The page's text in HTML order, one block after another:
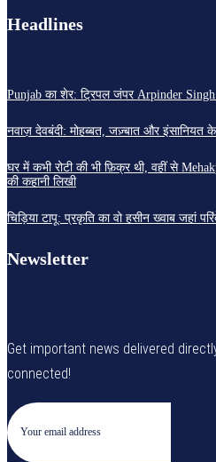
Headlines
Punjab का शेर: ट्रिपल जंपर Arpinder
नवाज़ देवबंदी: मोहब्बत, जज़्बात और इंसानियत
घर में कभी रोटी की भी फ़िक्र थी, वहीं से
की कहानी लिखी
चिड़िया टापू: प्रकृति का वो हसीन ख्वाब जहां
Newsletter
Get important news delivered
connected!